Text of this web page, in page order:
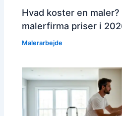
Hvad koster en
malerfirma priser i
Malerarbejde